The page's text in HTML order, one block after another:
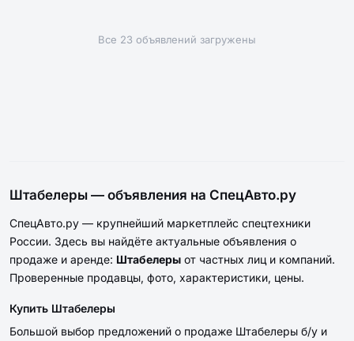
Все 23 объявлений загружены
Штабелеры — объявления на СпецАвто.ру
СпецАвто.ру — крупнейший маркетплейс спецтехники
России. Здесь вы найдёте актуальные объявления о
продаже и аренде: Штабелеры от частных лиц и компаний.
Проверенные продавцы, фото, характеристики, цены.
Купить Штабелеры
Большой выбор предложений о продаже Штабелеры б/у и